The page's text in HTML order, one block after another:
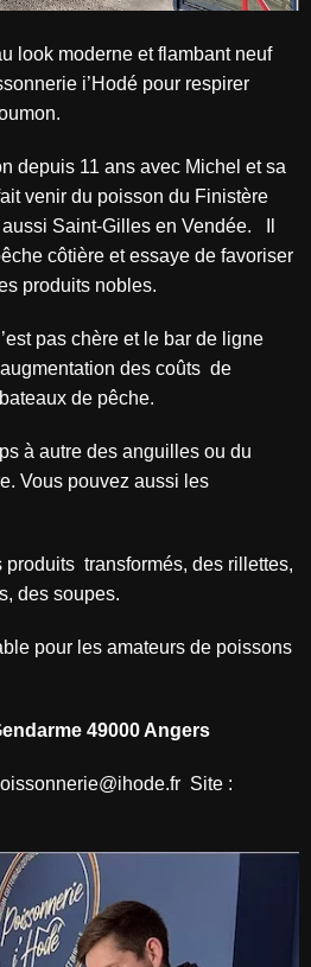
look moderne et flambant neuf
i’Hodé pour respirer
depuis 11 ans avec Michel et sa
venir du poisson du Finistère
Saint-Gilles en Vendée. Il
côtière et essaye de favoriser
produits nobles.
pas chère et le bar de ligne
des coûts de
de pêche.
à autre des anguilles ou du
Vous pouvez aussi les
produits transformés, des rillettes,
des soupes.
pour les amateurs de poissons
49000 Angers
Site :